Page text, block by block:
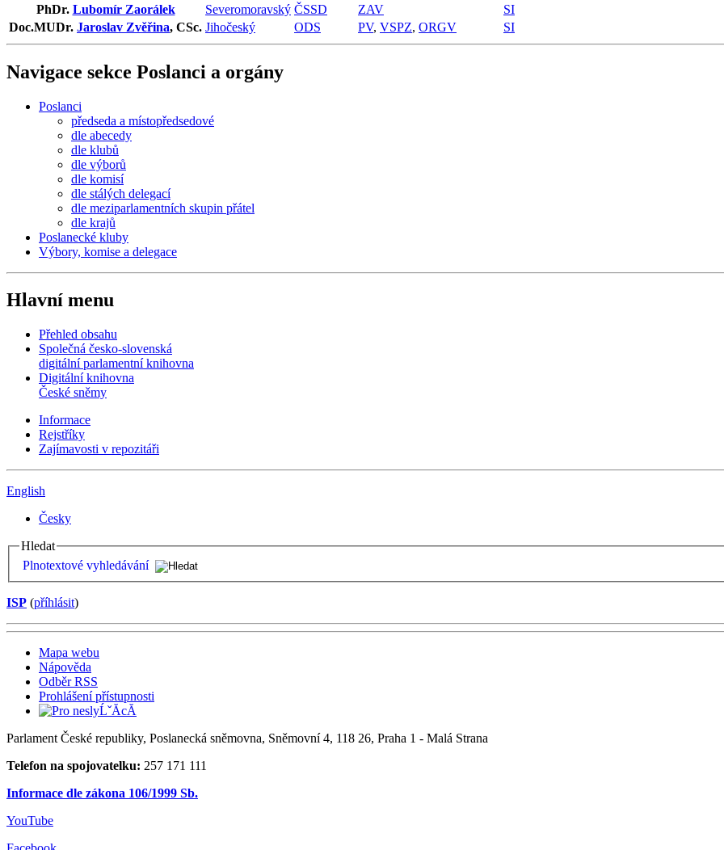
PhDr. Lubomír Zaorálek Severomoravský ČSSD ZAV
SI
Doc.MUDr. Jaroslav Zvěřina, CSc. Jihočeský ODS PV, VSPZ, ORGV SI
Navigace sekce Poslanci a orgány
Poslanci
předseda a místopředsedové
dle abecedy
dle klubů
dle výborů
dle komisí
dle stálých delegací
dle meziparlamentních skupin přátel
dle krajů
Poslanecké kluby
Výbory, komise a delegace
Hlavní menu
Přehled obsahu
Společná česko-slovenská
digitální parlamentní knihovna
Digitální knihovna
České sněmy
Informace
Rejstříky
Zajímavosti v repozitáři
English
Česky
Hledat
Plnotextové vyhledávání
ISP (příhlásit)
Mapa webu
Nápověda
Odběr RSS
Prohlášení přístupnosti
Parlament České republiky, Poslanecká sněmovna, Sněmovní 4, 118 26, Praha 1 - Malá Strana
Telefon na spojovatelku: 257 171 111
Informace dle zákona 106/1999 Sb.
YouTube